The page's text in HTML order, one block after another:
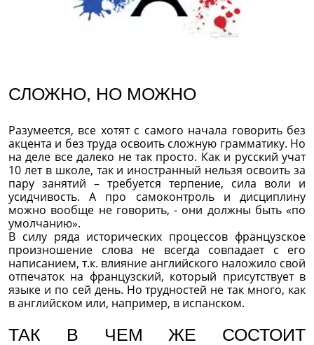
СЛОЖНО, НО МОЖНО
Разумеется, все хотят с самого начала говорить без
акцента и без труда освоить сложную грамматику. Но
на деле все далеко не так просто. Как и русский учат
10 лет в школе, так и иностранный нельзя освоить за
пару занятий – требуется терпение, сила воли и
усидчивость. А про самоконтроль и дисциплину
можно вообще не говорить, - они должны быть «по
умолчанию».
В силу ряда исторических процессов французское
произношение слова не всегда совпадает с его
написанием, т.к. влияние английского наложило свой
отпечаток на французский, который присутствует в
языке и по сей день. Но трудностей не так много, как
в английском или, например, в испанском.
ТАК В ЧЕМ ЖЕ СОСТОИТ